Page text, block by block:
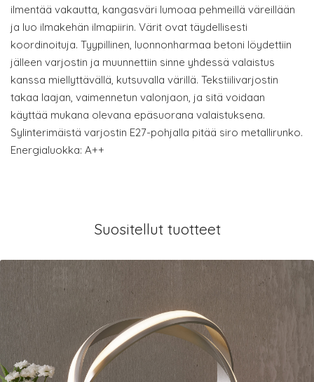
ilmentää vakautta, kangasväri lumoaa pehmeillä väreillään
ja luo ilmakehän ilmapiirin. Värit ovat täydellisesti
koordinoituja. Tyypillinen, luonnonharmaa betoni löydettiin
jälleen varjostin ja muunnettiin sinne yhdessä valaistus
kanssa miellyttävällä, kutsuvalla värillä. Tekstiilivarjostin
takaa laajan, vaimennetun valonjaon, ja sitä voidaan
käyttää mukana olevana epäsuorana valaistuksena.
Sylinterimäistä varjostin E27-pohjalla pitää siro metallirunko.
Energialuokka: A++
Suositellut tuotteet